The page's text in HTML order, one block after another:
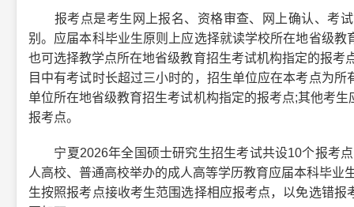
报考点是考生网上报名、资格审查、网上确认、考试
别。应届本科毕业生原则上应选择就读学校所在地省级
也可选择教学点所在地省级教育招生考试机构指定的报
目中有考试时长超过三小时的，招生单位应在本考点为
单位所在地省级教育招生考试机构指定的报考点;其他考
报考点。
宁夏2026年全国硕士研究生招生考试共设10个报考点
人高校、普通高校举办的成人高等学历教育应届本科毕
生按照报考点接收考生范围选择相应报考点，以免选错